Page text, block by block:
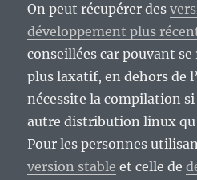
On peut récupérer des
développement plus
conseillées car pouvant
plus laxatif, en dehors de
nécessite la compilation
autre distribution linux
Pour les personnes
version stable et celle de